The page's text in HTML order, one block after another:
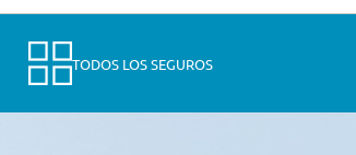
TODOS LOS SEGUROS